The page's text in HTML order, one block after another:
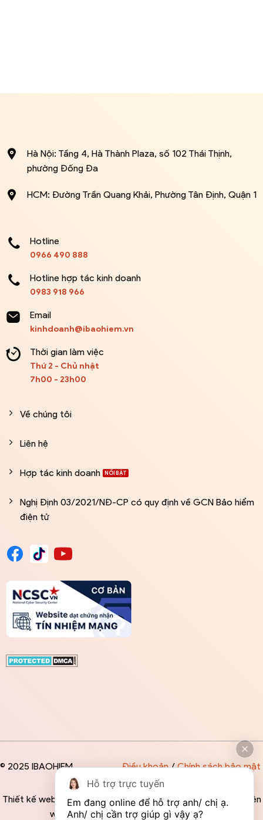
Hà Nội: Tầng 4, Hà Thành Plaza, số 102 Thái Thịnh,
phường Đống Đa
HCM: Đường Trần Quang Khải, Phường Tân Định, Quận 1
Hotline
0966 490 888
Hotline hợp tác kinh doanh
0983 918 966
Email
kinhdoanh@ibaohiem.vn
Thời gian làm việc
Thứ 2 - Chủ nhật
7h00 - 23h00
Về chúng tôi
Liên hệ
Hợp tác kinh doanh
Nghị Định 03/2021/NĐ-CP có quy định về GCN Bảo hiểm
điện tử
© 2025 IBAOHIEM
Thiết kế website độc quyền bởi IBAOHIEM - Mọi thông tin trên
website đều mang tính chất tham khảo
Điều khoản/Chính sách bảo mật
Hỗ trợ trực tuyến
Em đang online để hỗ trợ anh/ chị ạ.
Anh/ chị cần trợ giúp gì vậy ạ?